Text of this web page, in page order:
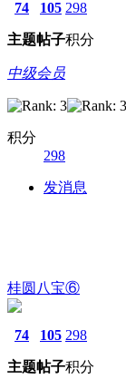
74
主题
105
帖子
298
积分
中级会员
积分
298
发消息
桂圆八宝⑥
74
主题
105
帖子
298
积分